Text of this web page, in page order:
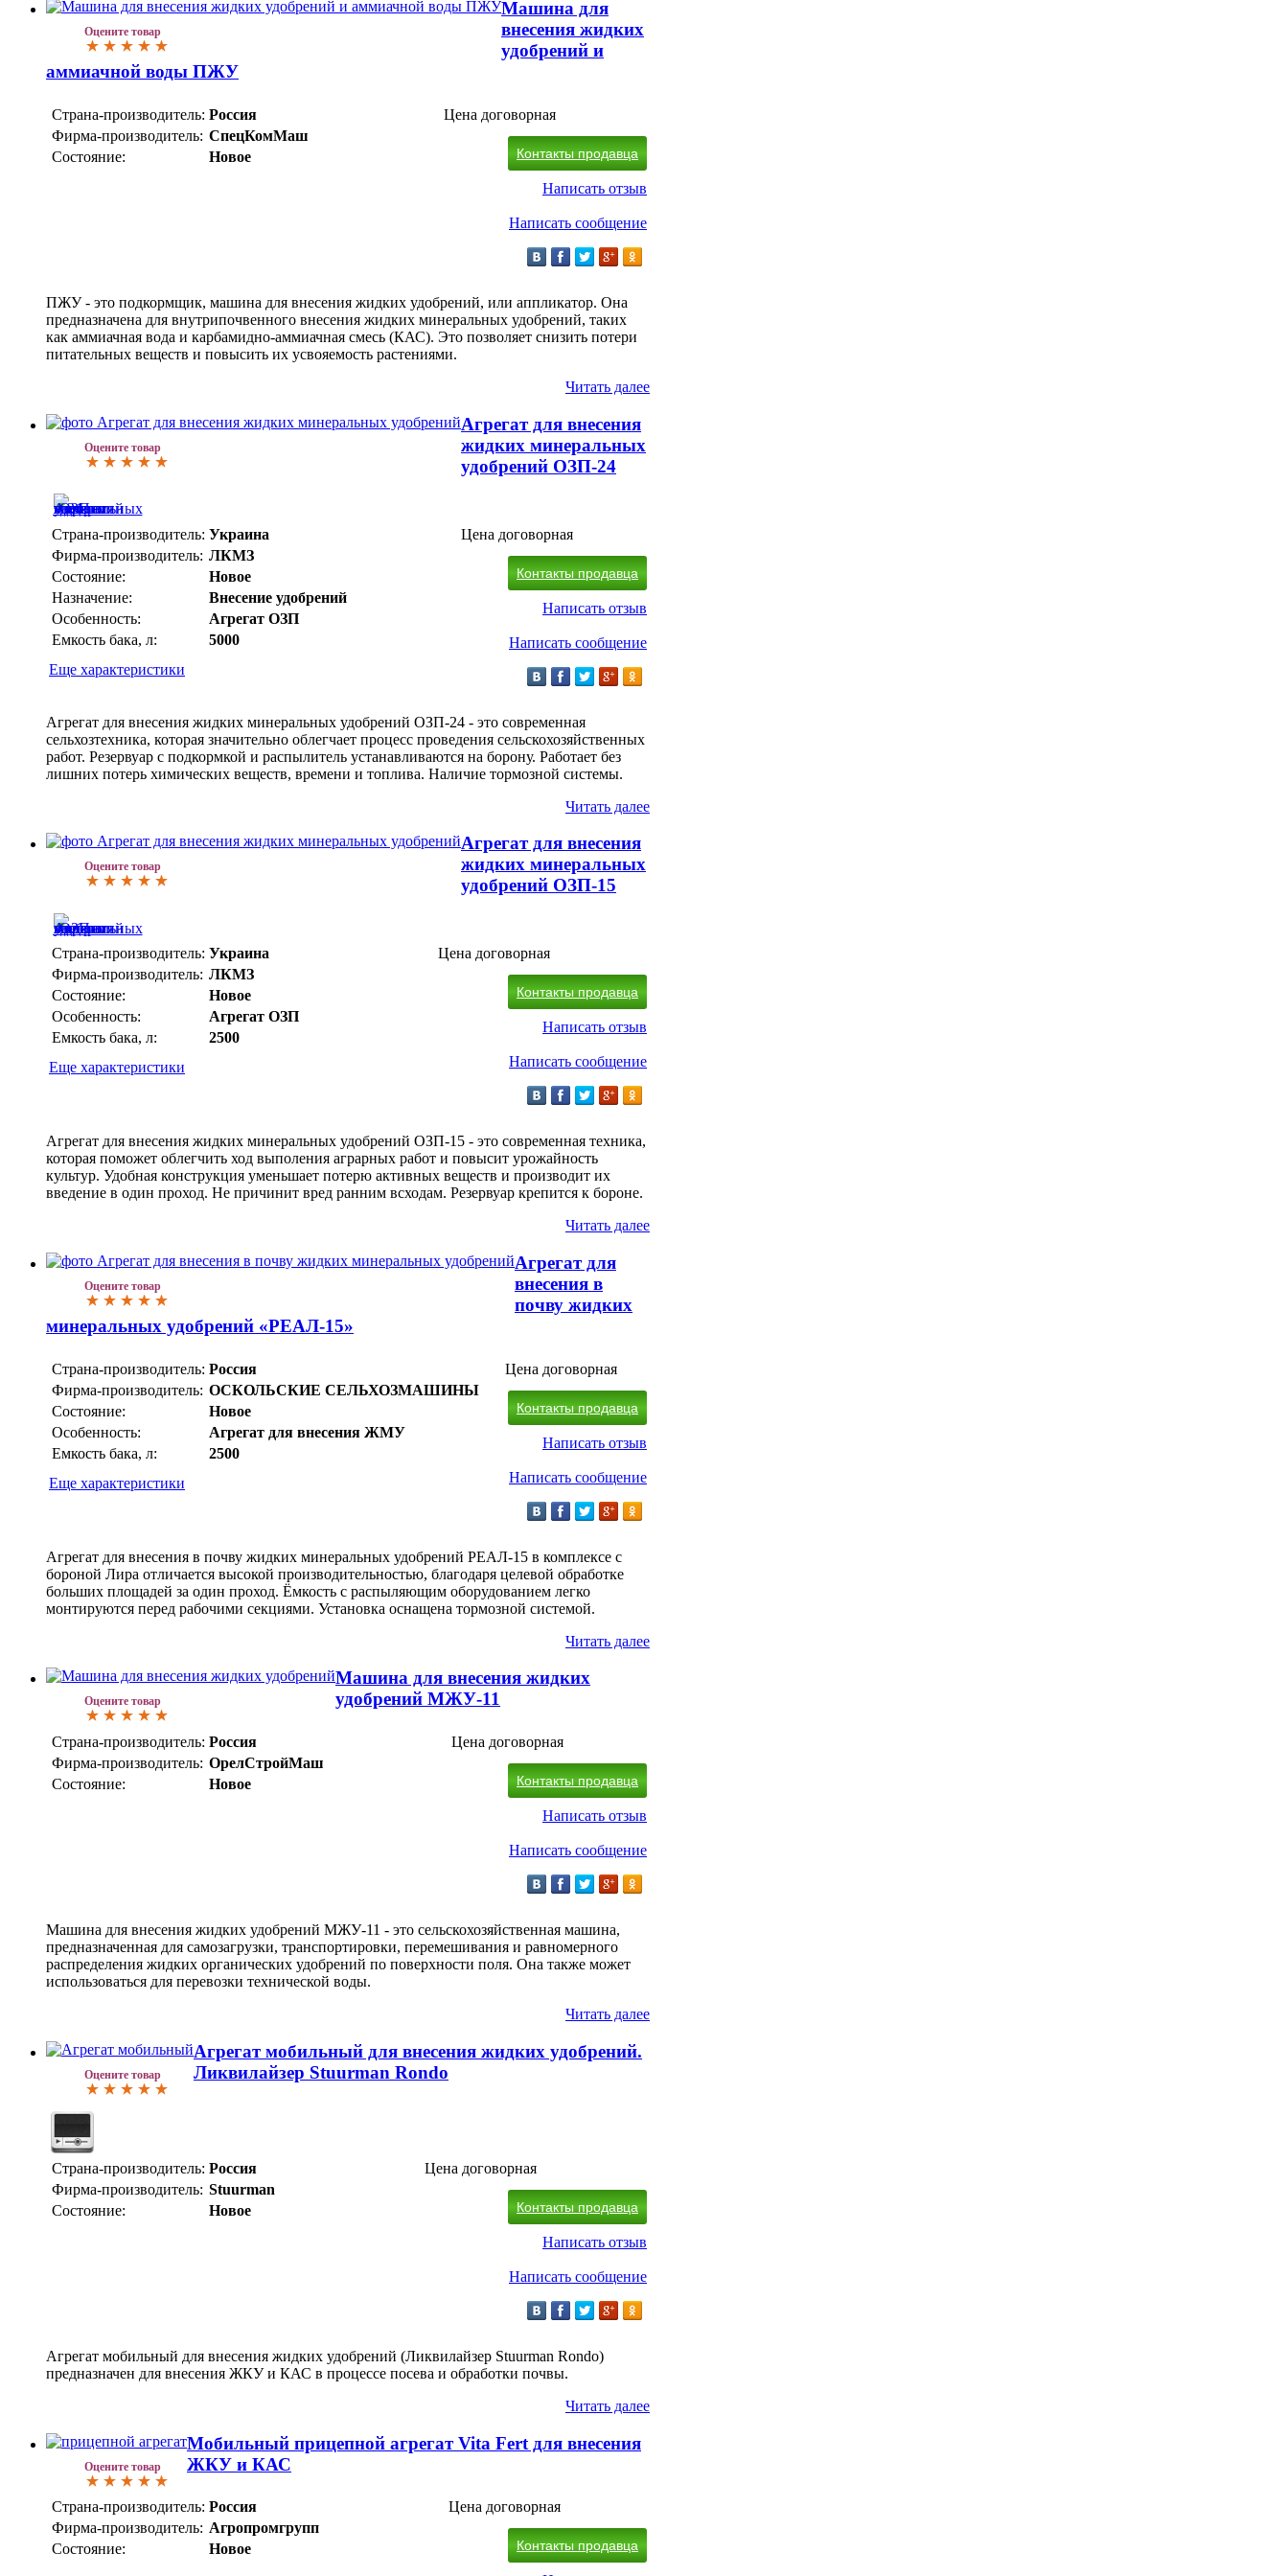
Оцените товар
Машина для
внесения жидких
удобрений и
аммиачной воды ПЖУ
Страна-производитель: Россия
Фирма-производитель: СпецКомМаш
Состояние:
Новое
Цена договорная
Контакты продавца
Написать отзыв
Написать сообщение
ПЖУ - это подкормщик, машина для внесения жидких удобрений, или аппликатор. Она
предназначена для внутрипочвенного внесения жидких минеральных удобрений, таких
как аммиачная вода и карбамидно-аммиачная смесь (КАС). Это позволяет снизить потери
питательных веществ и повысить их усвояемость растениями.
Читать далее
Оцените товар
Агрегат для внесения
жидких минеральных
удобрений ОЗП-24
Страна-производитель: Украина
Фирма-производитель: ЛКМЗ
Состояние:
Новое
Назначение:
Внесение удобрений
Особенность:
Агрегат ОЗП
Емкость бака, л:
5000
Еще характеристики
Цена договорная
Контакты продавца
Написать отзыв
Написать сообщение
Агрегат для внесения жидких минеральных удобрений ОЗП-24 - это современная
сельхозтехника, которая значительно облегчает процесс проведения сельскохозяйственных
работ. Резервуар с подкормкой и распылитель устанавливаются на борону. Работает без
лишних потерь химических веществ, времени и топлива. Наличие тормозной системы.
Читать далее
Оцените товар
Агрегат для внесения
жидких минеральных
удобрений ОЗП-15
Страна-производитель: Украина
Фирма-производитель: ЛКМЗ
Состояние:
Новое
Особенность:
Агрегат ОЗП
Емкость бака, л:
2500
Еще характеристики
Цена договорная
Контакты продавца
Написать отзыв
Написать сообщение
Агрегат для внесения жидких минеральных удобрений ОЗП-15 - это современная техника,
которая поможет облегчить ход выполения аграрных работ и повысит урожайность
культур. Удобная конструкция уменьшает потерю активных веществ и производит их
введение в один проход. Не причинит вред ранним всходам. Резервуар крепится к бороне.
Читать далее
Оцените товар
Агрегат для
внесения в
почву жидких
минеральных удобрений «РЕАЛ-15»
Страна-производитель: Россия
Фирма-производитель: ОСКОЛЬСКИЕ СЕЛЬХОЗМАШИНЫ
Состояние:
Новое
Особенность:
Агрегат для внесения ЖМУ
Емкость бака, л:
2500
Еще характеристики
Цена договорная
Контакты продавца
Написать отзыв
Написать сообщение
Агрегат для внесения в почву жидких минеральных удобрений РЕАЛ-15 в комплексе с
бороной Лира отличается высокой производительностью, благодаря целевой обработке
больших площадей за один проход. Ёмкость с распыляющим оборудованием легко
монтируются перед рабочими секциями. Установка оснащена тормозной системой.
Читать далее
Оцените товар
Машина для внесения жидких
удобрений МЖУ-11
Страна-производитель: Россия
Фирма-производитель: ОрелСтройМаш
Состояние:
Новое
Цена договорная
Контакты продавца
Написать отзыв
Написать сообщение
Машина для внесения жидких удобрений МЖУ-11 - это сельскохозяйственная машина,
предназначенная для самозагрузки, транспортировки, перемешивания и равномерного
распределения жидких органических удобрений по поверхности поля. Она также может
использоваться для перевозки технической воды.
Читать далее
Оцените товар
Агрегат мобильный для внесения жидких удобрений.
Ликвилайзер Stuurman Rondo
Страна-производитель: Россия
Фирма-производитель: Stuurman
Состояние:
Новое
Цена договорная
Контакты продавца
Написать отзыв
Написать сообщение
Агрегат мобильный для внесения жидких удобрений (Ликвилайзер Stuurman Rondo)
предназначен для внесения ЖКУ и КАС в процессе посева и обработки почвы.
Читать далее
Оцените товар
Мобильный прицепной агрегат Vita Fert для внесения
ЖКУ и КАС
Страна-производитель: Россия
Фирма-производитель: Агропромгрупп
Состояние:
Новое
Цена договорная
Контакты продавца